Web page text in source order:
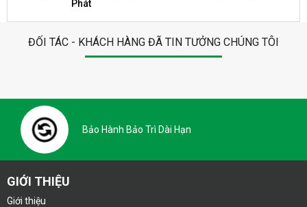
Phát
ĐỐI TÁC - KHÁCH HÀNG ĐÃ TIN TƯỞNG CHÚNG TÔI
Bảo Hành Bảo Trì Dài Hạn
GIỚI THIỆU
Giới thiệu